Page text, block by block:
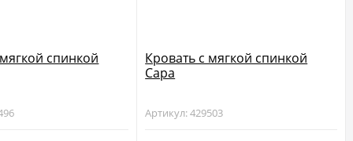
спинкой
Кровать с мягкой спинкой
Сара
Артикул: 429503